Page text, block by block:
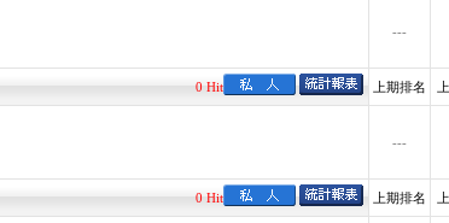
---
0 Hit 上期排名
---
0 Hit 上期排名